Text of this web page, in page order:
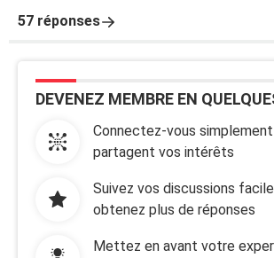
57 réponses
DEVENEZ MEMBRE EN
Connectez-vous
partagent vos intérêts
Suivez vos discussions
obtenez plus de réponses
Mettez en avant votre